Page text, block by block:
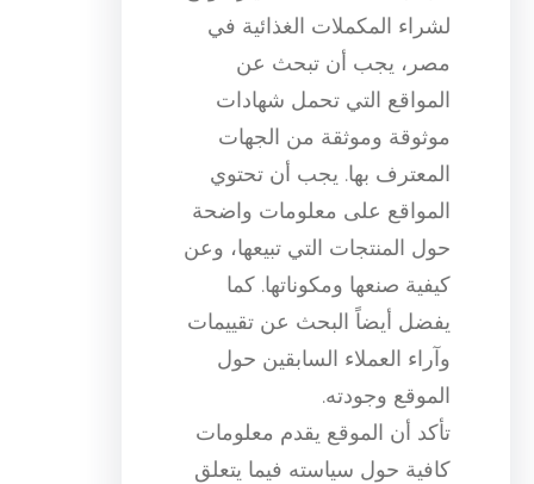
لشراء المكملات الغذائية في
مصر، يجب أن تبحث عن
المواقع التي تحمل شهادات
موثوقة وموثقة من الجهات
المعترف بها. يجب أن تحتوي
المواقع على معلومات واضحة
حول المنتجات التي تبيعها، وعن
كيفية صنعها ومكوناتها. كما
يفضل أيضاً البحث عن تقييمات
وآراء العملاء السابقين حول
الموقع وجودته.
تأكد أن الموقع يقدم معلومات
كافية حول سياسته فيما يتعلق